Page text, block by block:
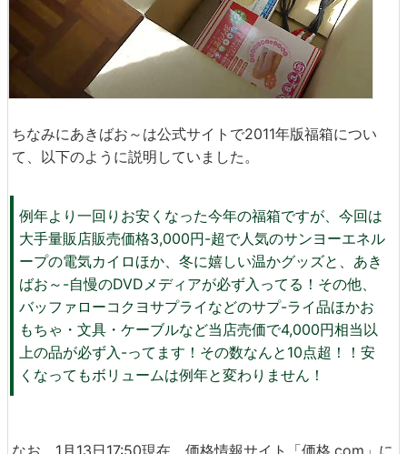
ちなみにあきばお～は公式サイトで2011年版福箱につい
て、以下のように説明していました。
例年より一回りお安くなった今年の福箱ですが、今回は
大手量販店販売価格3,000円-超で人気のサンヨーエネル
ープの電気カイロほか、冬に嬉しい温かグッズと、あき
ばお～-自慢のDVDメディアが必ず入ってる！その他、
バッファローコクヨサプライなどのサプ-ライ品ほかお
もちゃ・文具・ケーブルなど当店売価で4,000円相当以
上の品が必ず入-ってます！その数なんと10点超！！安
くなってもボリュームは例年と変わりません！
なお、1月13日17:50現在、価格情報サイト「価格.com」に